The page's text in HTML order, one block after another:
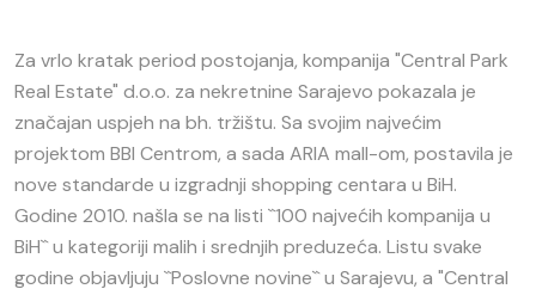
Za vrlo kratak period postojanja, kompanija "Central Park
Real Estate" d.o.o. za nekretnine Sarajevo pokazala je
značajan uspjeh na bh. tržištu. Sa svojim najvećim
projektom BBI Centrom, a sada ARIA mall-om, postavila je
nove standarde u izgradnji shopping centara u BiH.
Godine 2010. našla se na listi ``100 najvećih kompanija u
BiH`` u kategoriji malih i srednjih preduzeća. Listu svake
godine objavljuju ``Poslovne novine`` u Sarajevu, a "Central